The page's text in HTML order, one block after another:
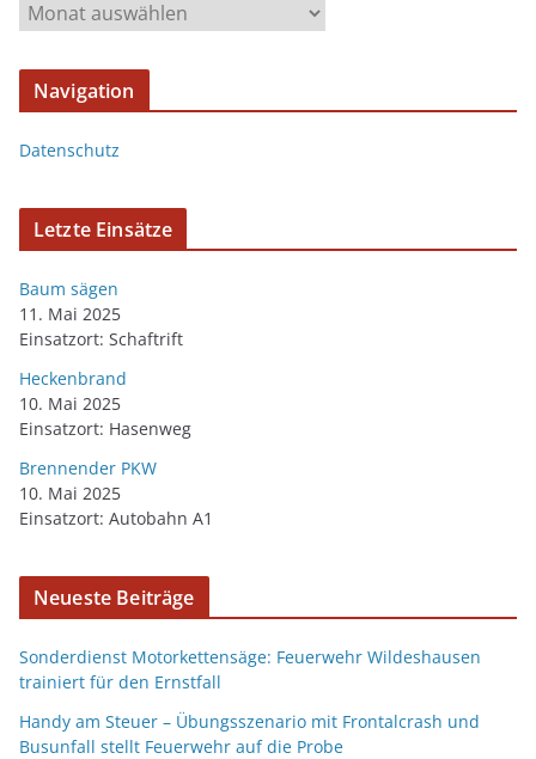
Navigation
Datenschutz
Letzte Einsätze
Baum sägen
11. Mai 2025
Einsatzort: Schaftrift
Heckenbrand
10. Mai 2025
Einsatzort: Hasenweg
Brennender PKW
10. Mai 2025
Einsatzort: Autobahn A1
Neueste Beiträge
Sonderdienst Motorkettensäge: Feuerwehr Wildeshausen
trainiert für den Ernstfall
Handy am Steuer – Übungsszenario mit Frontalcrash und
Busunfall stellt Feuerwehr auf die Probe